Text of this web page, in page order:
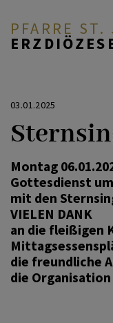
PFARRE
PFARRE
GLAUBE
03.01.2025
Montag
Gottesdienst
mit den
VIELEN DANK
an die fleißigen
die freundliche
die Organisation